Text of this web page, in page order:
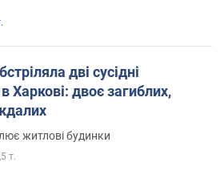
дві сусідні
Харкові: двоє загиблих,
житлові будинки
т.